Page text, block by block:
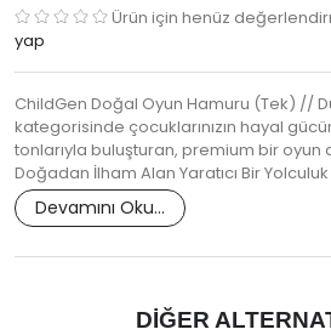
Ürün için henüz
yap
ChildGen Doğal Oyun Hamuru (Tek) //
kategorisinde çocuklarınızın hayal
tonlarıyla buluşturan, premium bir oyun
Doğadan İlham Alan Yaratıcı Bir
Devamını Oku...
DIĞER